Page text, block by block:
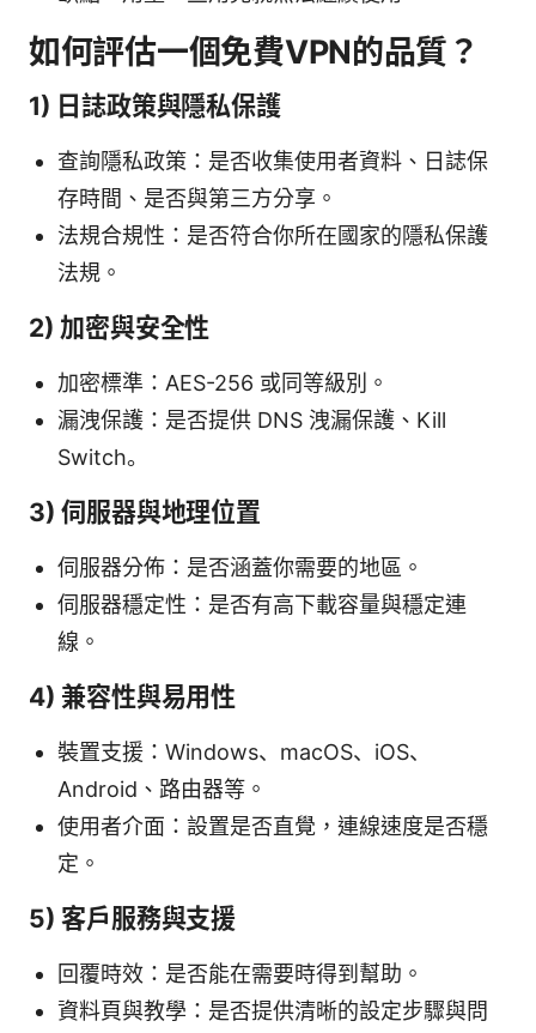
如何評估一個免費VPN的品質？
1) 日誌政策與隱私保護
查詢隱私政策：是否收集使用者資料、日誌保
存時間、是否與第三方分享。
法規合規性：是否符合你所在國家的隱私保護
法規。
2) 加密與安全性
加密標準：AES-256 或同等級別。
漏洩保護：是否提供 DNS 洩漏保護、Kill
Switch。
3) 伺服器與地理位置
伺服器分佈：是否涵蓋你需要的地區。
伺服器穩定性：是否有高下載容量與穩定連
線。
4) 兼容性與易用性
裝置支援：Windows、macOS、iOS、
Android、路由器等。
使用者介面：設置是否直覺，連線速度是否穩
定。
5) 客戶服務與支援
回覆時效：是否能在需要時得到幫助。
資料頁與教學：是否提供清晰的設定步驟與問